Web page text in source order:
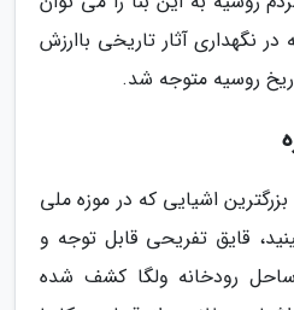
نگهداری آثار تاریخی باارزش
روسیه متوجه شد.
اشیایی که در موزه ملی
قایق تفریحی قابل توجه و
رودخانه ولگا کشف شده